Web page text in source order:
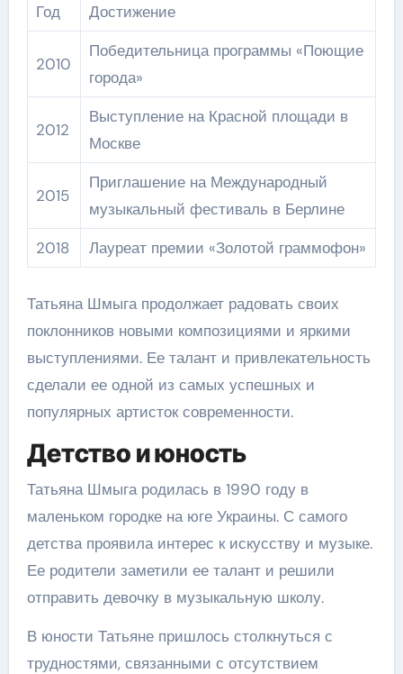
Год Достижение
2010
Победительница программы «Поющие
города»
2012
Выступление на Красной площади в
Москве
2015
Приглашение на Международный
музыкальный фестиваль в Берлине
2018
Лауреат премии «Золотой граммофон»
Татьяна Шмыга продолжает радовать своих
поклонников новыми композициями и яркими
выступлениями. Ее талант и привлекательность
сделали ее одной из самых успешных и
популярных артисток современности.
Детство и юность
Татьяна Шмыга родилась в 1990 году в
маленьком городке на юге Украины. С самого
детства проявила интерес к искусству и музыке.
Ее родители заметили ее талант и решили
отправить девочку в музыкальную школу.
В юности Татьяне пришлось столкнуться с
трудностями, связанными с отсутствием